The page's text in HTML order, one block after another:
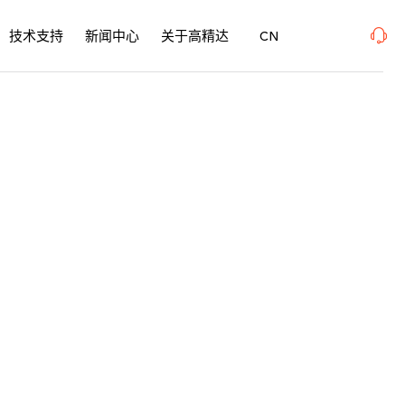
表面精密加工博览会 、上海新国际博览中心· 浦东、W1馆E21 、欢迎莅
技术支持 新闻中心 关于高精达 CN